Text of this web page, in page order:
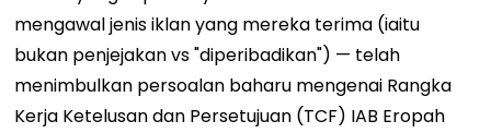
mengawal jenis iklan yang mereka terima (iaitu
bukan penjejakan vs "diperibadikan") — telah
menimbulkan persoalan baharu mengenai Rangka
Kerja Ketelusan dan Persetujuan (TCF) IAB Eropah